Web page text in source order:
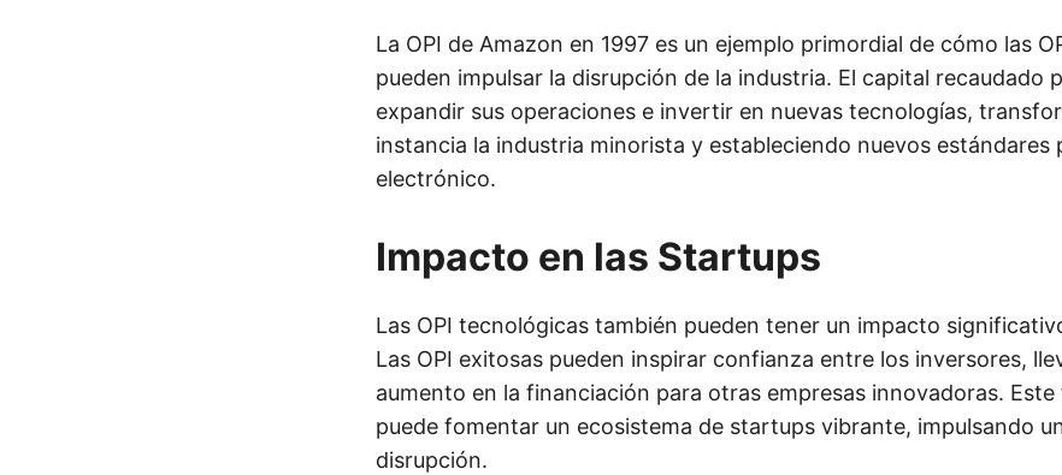
La OPI de Amazon en 1997 es un ejemplo primordial de cómo las
pueden impulsar la disrupción de la industria. El capital recaudado
expandir sus operaciones e invertir en nuevas tecnologías,
instancia la industria minorista y estableciendo nuevos estándares
electrónico.
Impacto en las Startups
Las OPI tecnológicas también pueden tener un impacto
Las OPI exitosas pueden inspirar confianza entre los inversores,
aumento en la financiación para otras empresas innovadoras.
puede fomentar un ecosistema de startups vibrante, impulsando
disrupción.